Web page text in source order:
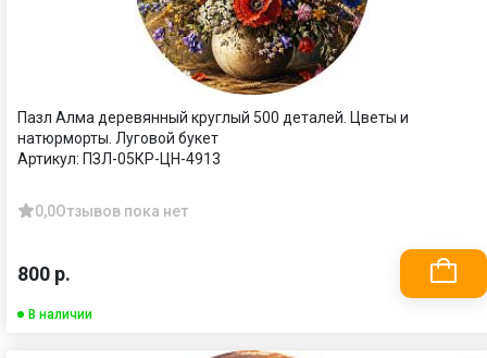
Пазл Алма деревянный круглый 500 деталей. Цветы и
натюрморты. Луговой букет
Артикул: ПЗЛ-05КР-ЦН-4913
0,0Отзывов пока нет
800 р.
В наличии